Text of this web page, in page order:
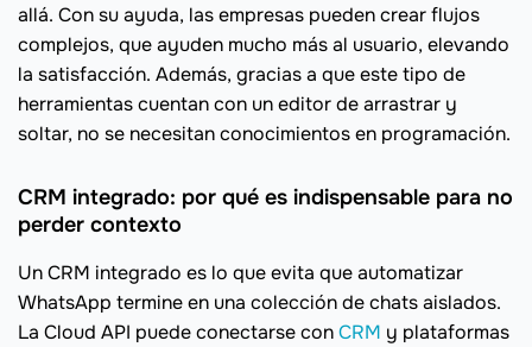
allá. Con su ayuda, las empresas pueden crear flujos
complejos, que ayuden mucho más al usuario, elevando
la satisfacción. Además, gracias a que este tipo de
herramientas cuentan con un editor de arrastrar y
soltar, no se necesitan conocimientos en programación.
CRM integrado: por qué es indispensable para no
perder contexto
Un CRM integrado es lo que evita que automatizar
WhatsApp termine en una colección de chats aislados.
La Cloud API puede conectarse conCRM y plataformas